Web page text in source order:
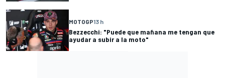
MOTOGP13 h
Bezzecchi: "Puede que mañana me tengan que
ayudar a subir a la moto"